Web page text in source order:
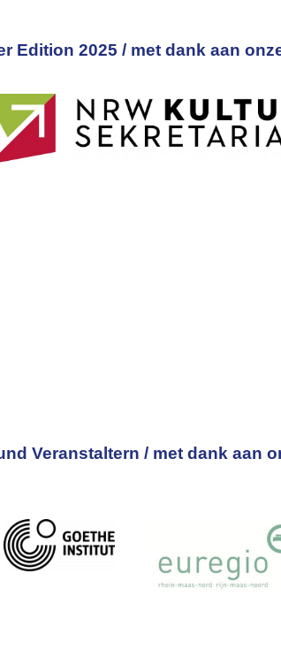
Edition 2025 / met dank aan
Veranstaltern / met dank aan